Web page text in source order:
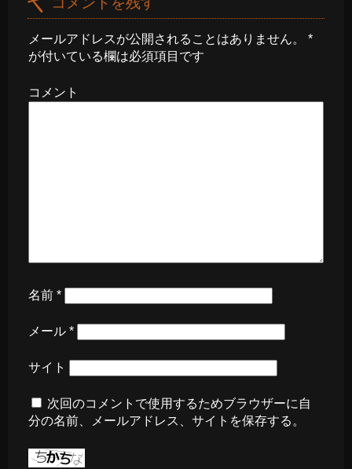
メールアドレスが公開されることはありません。
*
が付いている欄は必須項目です
コメント
名前 *
メール *
サイト
次回のコメントで使用するためブラウザーに自
分の名前、メールアドレス、サイトを保存する。